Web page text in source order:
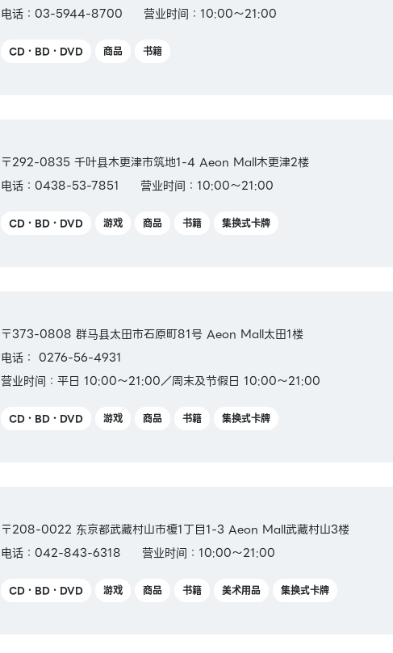
电话：03-5944-8700
营业时间：10:00～21:00
CD・BD・DVD 商品 书籍
〒292-0835 千叶县木更津市筑地1-4 Aeon Mall木更津2楼
电话：0438-53-7851
营业时间：10:00～21:00
CD・BD・DVD 游戏 商品 书籍 集换式卡牌
〒373-0808 群马县太田市石原町81号 Aeon Mall太田1楼
电话： 0276-56-4931
营业时间：平日 10:00～21:00／周末及节假日 10:00～21:00
CD・BD・DVD 游戏 商品 书籍 集换式卡牌
〒208-0022 东京都武藏村山市榎1丁目1-3 Aeon Mall武藏村山3楼
电话：042-843-6318
营业时间：10:00～21:00
CD・BD・DVD 游戏 商品 书籍 美术用品 集换式卡牌